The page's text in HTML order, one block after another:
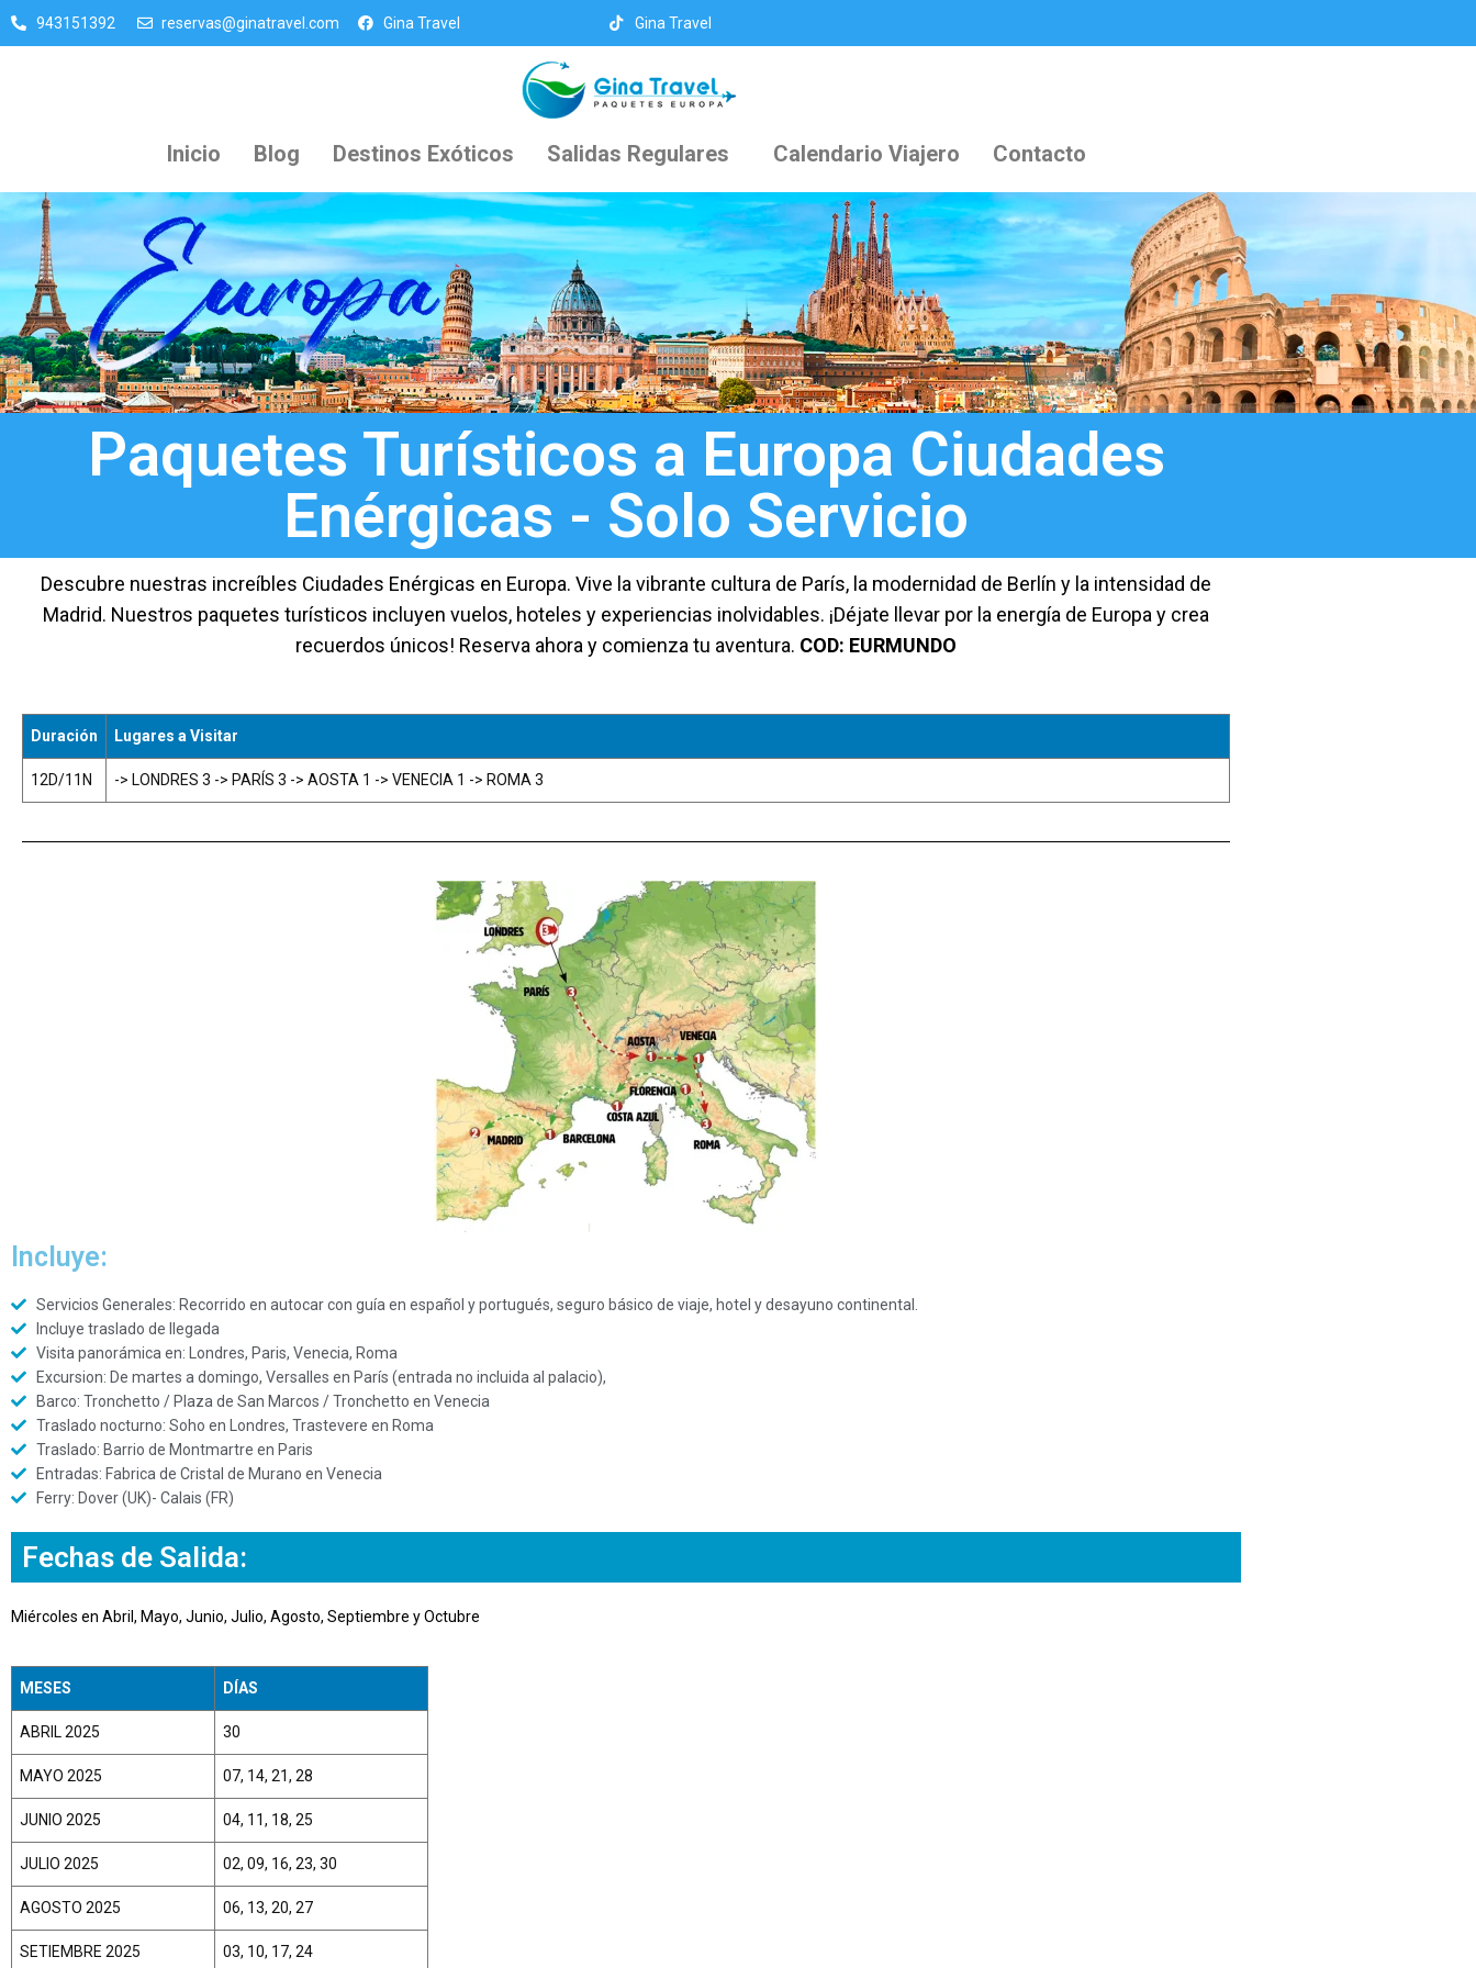
943151392 reservas@ginatravel.com Gina Travel Gina Travel
Inicio Blog Destinos Exóticos Salidas Regulares Calendario Viajero Contacto
Paquetes Turísticos a Europa Ciudades
Enérgicas - Solo Servicio
Descubre nuestras increíbles Ciudades Enérgicas en Europa. Vive la vibrante cultura de París, la modernidad de Berlín y la intensidad de
Madrid. Nuestros paquetes turísticos incluyen vuelos, hoteles y experiencias inolvidables. ¡Déjate llevar por la energía de Europa y crea
recuerdos únicos! Reserva ahora y comienza tu aventura. COD: EURMUNDO
Duración Lugares a Visitar
12D/11N -> LONDRES 3 -> PARÍS 3 -> AOSTA 1 -> VENECIA 1 -> ROMA 3
Incluye:
Servicios Generales: Recorrido en autocar con guía en español y portugués, seguro básico de viaje, hotel y desayuno continental.
Incluye traslado de llegada
Visita panorámica en: Londres, Paris, Venecia, Roma
Excursion: De martes a domingo, Versalles en París (entrada no incluida al palacio),
Barco: Tronchetto / Plaza de San Marcos / Tronchetto en Venecia
Traslado nocturno: Soho en Londres, Trastevere en Roma
Traslado: Barrio de Montmartre en Paris
Entradas: Fabrica de Cristal de Murano en Venecia
Ferry: Dover (UK)- Calais (FR)
Fechas de Salida:
Miércoles en Abril, Mayo, Junio, Julio, Agosto, Septiembre y Octubre
MESES DÍAS
ABRIL 2025 30
MAYO 2025 07, 14, 21, 28
JUNIO 2025 04, 11, 18, 25
JULIO 2025 02, 09, 16, 23, 30
AGOSTO 2025 06, 13, 20, 27
SETIEMBRE 2025 03, 10, 17, 24